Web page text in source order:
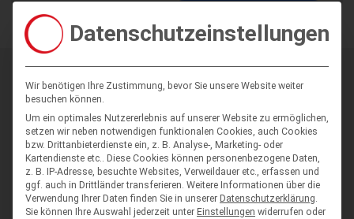
Datenschutzeinstellungen
Wir benötigen Ihre Zustimmung, bevor Sie unsere Website weiter
besuchen können.
Um ein optimales Nutzererlebnis auf unserer Website zu ermöglichen,
setzen wir neben notwendigen funktionalen Cookies, auch Cookies
bzw. Drittanbieterdienste ein, z. B. Analyse-, Marketing- oder
Kartendienste etc.. Diese Cookies können personenbezogene Daten,
z. B. IP-Adresse, besuchte Websites, Verweildauer etc., erfassen und
ggf. auch in Drittländer transferieren. Weitere Informationen über die
Verwendung Ihrer Daten finden Sie in unserer Datenschutzerklärung.
Sie können Ihre Auswahl jederzeit unter Einstellungen widerrufen oder
Neuigkeiten
Vereinssoftware
Verbandssoftware
Lieferdienstsoftware
Unternehmenssoftware